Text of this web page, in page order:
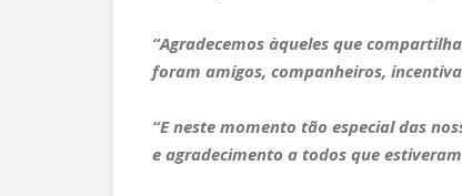
“Agradecemos àqueles que
foram amigos, companheiros,
“E neste momento tão especial das
e agradecimento a todos que